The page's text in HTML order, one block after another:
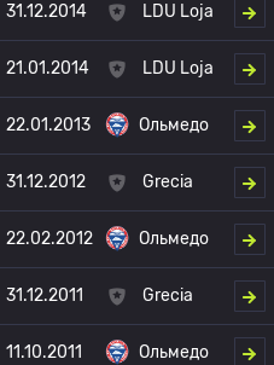
31.12.2014 LDU Loja
21.01.2014 LDU Loja
22.01.2013 Ольмедо
31.12.2012 Grecia
22.02.2012 Ольмедо
31.12.2011 Grecia
11.10.2011 Ольмедо